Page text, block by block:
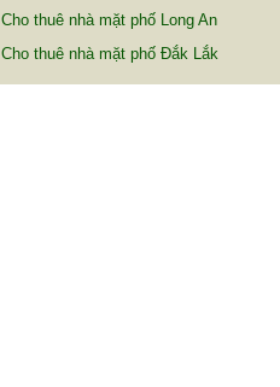
Cho thuê nhà mặt phố Long An
Cho thuê nhà mặt phố Đắk Lắk